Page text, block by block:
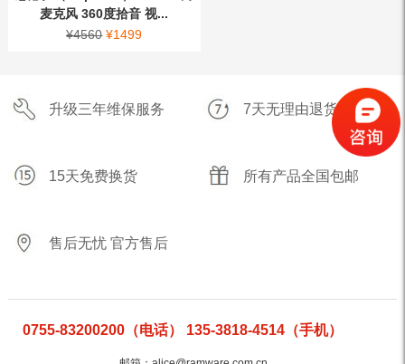
麦克风 360度拾音 视...
¥4560 ¥1499
升级三年维保服务 7天无理由退货
15天免费换货 所有产品全国包邮
售后无忧 官方售后
0755-83200200（电话） 135-3818-4514（手机）